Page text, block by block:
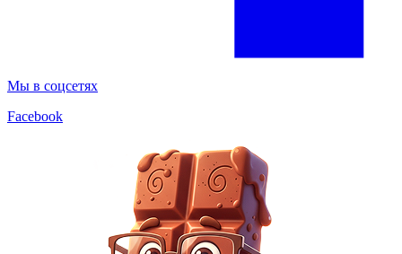
Мы в соцсетях
Facebook